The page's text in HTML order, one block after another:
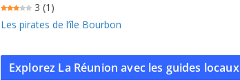
3 (1)
Les pirates de l’île Bourbon
Explorez La Réunion avec les guides locaux